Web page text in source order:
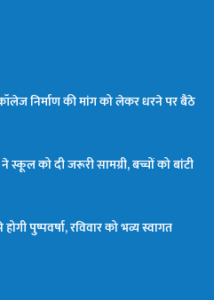
निर्माण की मांग को लेकर धरने पर बैठे
स्कूल को दी जरूरी सामग्री, बच्चों को बांटी
पुष्पवर्षा, रविवार को भव्य स्वागत